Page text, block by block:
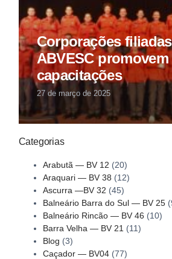
Corporações
ABVESC
capacitações
27 de março de 2025
Categorias
Arabutã — BV 12 (20)
Araquari — BV 38 (12)
Ascurra —BV 32 (45)
Balneário Barra do Sul — BV 25
Balneário Rincão — BV 46 (10)
Barra Velha — BV 21 (11)
Blog (3)
Caçador — BV04(77)